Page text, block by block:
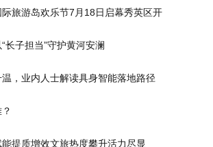
旅游岛欢乐节7月18日启幕秀英区开
长子担当”守护黄河安澜
，业内人士解读具身智能落地路径
提质增效文旅热度攀升活力尽显